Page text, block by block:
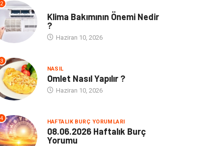
2
Klima Bakımının Önemi Nedir
?
Haziran 10, 2026
3
NASIL
Omlet Nasıl Yapılır ?
Haziran 10, 2026
4 HAFTALIK BURÇ YORUMLARI
08.06.2026 Haftalık Burç
Yorumu